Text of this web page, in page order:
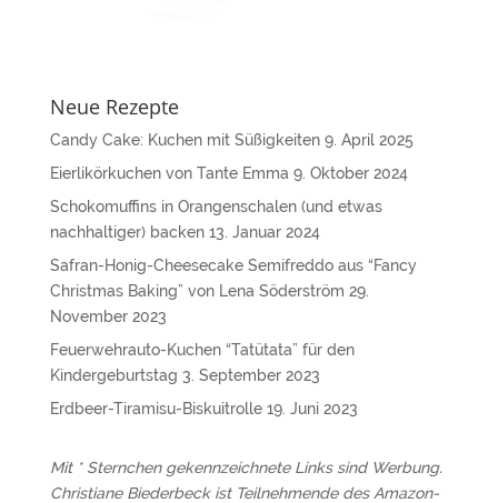
Neue Rezepte
Candy Cake: Kuchen mit Süßigkeiten 9. April 2025
Eierlikörkuchen von Tante Emma 9. Oktober 2024
Schokomuffins in Orangenschalen (und etwas
nachhaltiger) backen 13. Januar 2024
Safran-Honig-Cheesecake Semifreddo aus “Fancy
Christmas Baking” von Lena Söderström 29.
November 2023
Feuerwehrauto-Kuchen “Tatütata” für den
Kindergeburtstag 3. September 2023
Erdbeer-Tiramisu-Biskuitrolle 19. Juni 2023
Mit * Sternchen gekennzeichnete Links sind Werbung.
Christiane Biederbeck ist Teilnehmende des Amazon-